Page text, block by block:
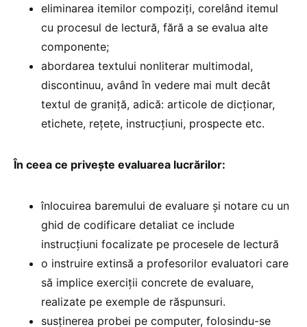
eliminarea itemilor compoziţi, corelând itemul
cu procesul de lectură, fără a se evalua alte
componente;
abordarea textului nonliterar multimodal,
discontinuu, având în vedere mai mult decât
textul de graniţă, adică: articole de dicţionar,
etichete, reţete, instrucţiuni, prospecte etc.
În ceea ce priveşte evaluarea lucrărilor:
înlocuirea baremului de evaluare şi notare cu un
ghid de codificare detaliat ce include
instrucţiuni focalizate pe procesele de lectură
o instruire extinsă a profesorilor evaluatori care
să implice exerciţii concrete de evaluare,
realizate pe exemple de răspunsuri.
susţinerea probei pe computer, folosindu-se